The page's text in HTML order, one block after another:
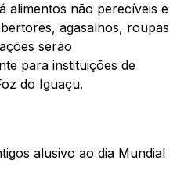
alimentos não perecíveis e
agasalhos, roupas
serão
para instituições de
do Iguaçu.
alusivo ao dia Mundial